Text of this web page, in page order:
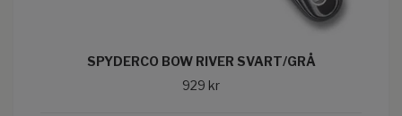
SPYDERCO BOW RIVER SVART/GRÅ
929 kr